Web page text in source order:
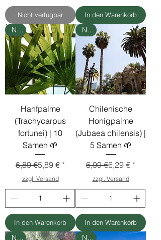
Nicht verfügbar In den Warenkorb
Neu
Hanfpalme
(Trachycarpus
fortunei) | 10
Samen 🌱
Standardpreis
6,89 €Sale-Preis
5,89 €
zzgl. Versand
In den Warenkorb
Neu
Chilenische
Honigpalme
(Jubaea chilensis) |
5 Samen 🌱
Standardpreis
6,99 €Sale-Preis
6,29 €
zzgl. Versand
In den Warenkorb
Neu Neu